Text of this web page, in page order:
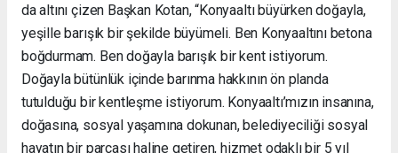
da altını çizen Başkan Kotan, “Konyaaltı büyürken doğayla,
yeşille barışık bir şekilde büyümeli. Ben Konyaaltını betona
boğdurmam. Ben doğayla barışık bir kent istiyorum.
Doğayla bütünlük içinde barınma hakkının ön planda
tutulduğu bir kentleşme istiyorum. Konyaaltı’mızın insanına,
doğasına, sosyal yaşamına dokunan, belediyeciliği sosyal
hayatın bir parçası haline getiren, hizmet odaklı bir 5 yıl